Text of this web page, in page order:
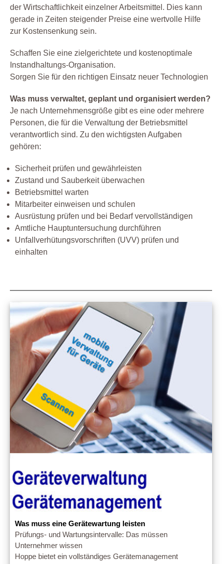
der Wirtschaftlichkeit einzelner Arbeitsmittel. Dies kann
gerade in Zeiten steigender Preise eine wertvolle Hilfe
zur Kostensenkung sein.
Schaffen Sie eine zielgerichtete und kostenoptimale
Instandhaltungs-Organisation.
Sorgen Sie für den richtigen Einsatz neuer Technologien
Was muss verwaltet, geplant und organisiert werden?
Je nach Unternehmensgröße gibt es eine oder mehrere
Personen, die für die Verwaltung der Betriebsmittel
verantwortlich sind. Zu den wichtigsten Aufgaben
gehören:
Sicherheit prüfen und gewährleisten
Zustand und Sauberkeit überwachen
Betriebsmittel warten
Mitarbeiter einweisen und schulen
Ausrüstung prüfen und bei Bedarf vervollständigen
Amtliche Hauptuntersuchung durchführen
Unfallverhütungsvorschriften (UVV) prüfen und
einhalten
Was muss eine Gerätewartung leisten
Prüfungs- und Wartungsintervalle: Das müssen
Unternehmer wissen
Hoppe bietet ein vollständiges Gerätemanagement